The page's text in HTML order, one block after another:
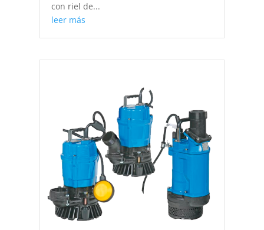
con riel de...
leer más